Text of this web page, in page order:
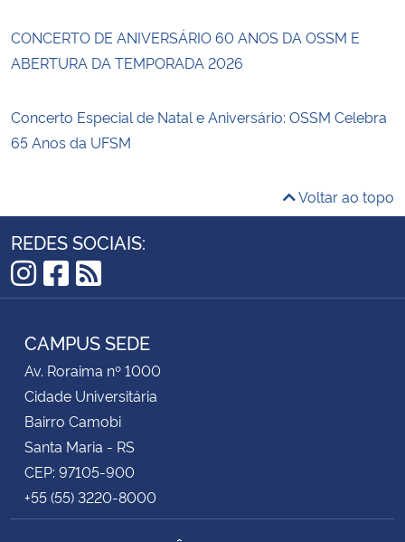
CONCERTO DE ANIVERSÁRIO 60 ANOS DA OSSM E
ABERTURA DA TEMPORADA 2026
Concerto Especial de Natal e Aniversário: OSSM Celebra
65 Anos da UFSM
Voltar ao topo
REDES SOCIAIS:
Instagram
Facebook
RSS
CAMPUS SEDE
Av. Roraima nº 1000
Cidade Universitária
Bairro Camobi
Santa Maria - RS
CEP: 97105-900
+55 (55) 3220-8000